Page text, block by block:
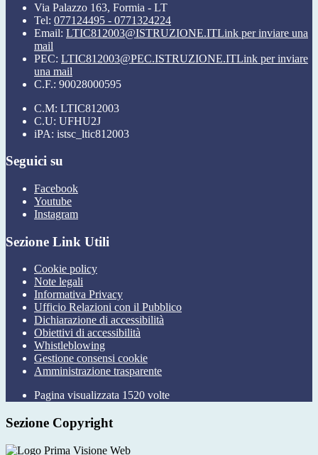
Via Palazzo 163, Formia - LT
Tel: 077124495 - 0771324224
Email: LTIC812003@ISTRUZIONE.ITLink per inviare una
mail
PEC: LTIC812003@PEC.ISTRUZIONE.ITLink per inviare
una mail
C.F.: 90028000595
C.M: LTIC812003
C.U: UFHU2J
iPA: istsc_ltic812003
Seguici su
Facebook
Youtube
Instagram
Sezione Link Utili
Cookie policy
Note legali
Informativa Privacy
Ufficio Relazioni con il Pubblico
Dichiarazione di accessibilità
Obiettivi di accessibilità
Whistleblowing
Gestione consensi cookie
Amministrazione trasparente
Pagina visualizzata 1520 volte
Sezione Copyright